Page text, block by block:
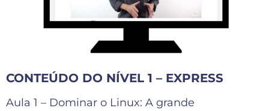
CONTEÚDO DO NÍVEL 1 – EXPRESS
Aula 1 – Dominar o Linux: A grande